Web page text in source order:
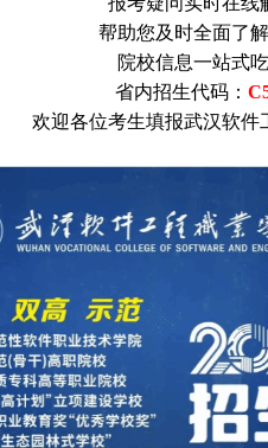
帮助您及时全面了
院校信息一站式
省内招生代码：
欢迎各位考生填报武汉软件